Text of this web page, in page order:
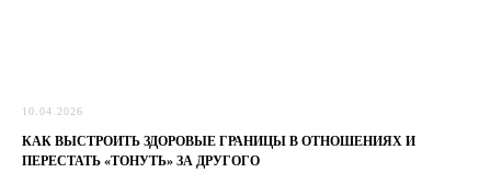
10.04.2026
КАК ВЫСТРОИТЬ ЗДОРОВЫЕ ГРАНИЦЫ В ОТНОШЕНИЯХ И
ПЕРЕСТАТЬ «ТОНУТЬ» ЗА ДРУГОГО